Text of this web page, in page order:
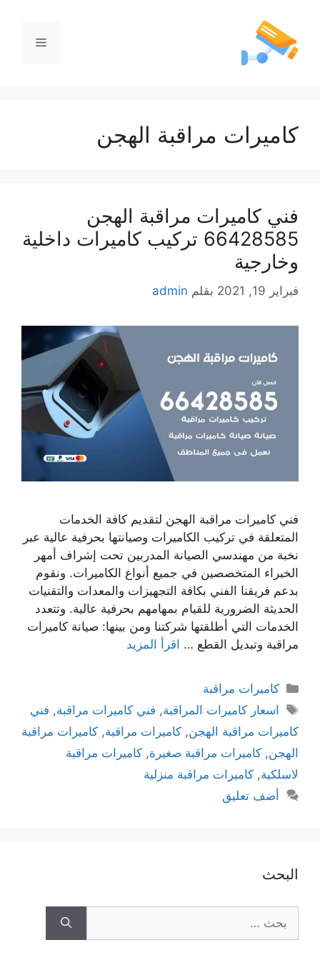
كاميرات مراقبة الهجن
فني كاميرات مراقبة الهجن
66428585 تركيب كاميرات داخلية
وخارجية
فبراير 19, 2021 بقلم admin
فني كاميرات مراقبة الهجن لتقديم كافة الخدمات
المتعلقة في تركيب الكاميرات وصيانتها بحرفية عالية عبر
نخبة من مهندسي الصيانة المدربين تحت إشراف أمهر
الخبراء المتخصصين في جميع أنواع الكاميرات. ونقوم
بدعم فريقنا الفني بكافة التجهيزات والمعدات والتقنيات
الحديثة الضرورية للقيام بمهامهم بحرفية عالية. وتتعدد
الخدمات التي أطلقتها شركتنا ومن بينها: صيانة كاميرات
مراقبة وتبديل القطع … اقرأ المزيد
كاميرات مراقبة
اسعار كاميرات المراقبة, فني كاميرات مراقبة, فني
كاميرات مراقبة الهجن, كاميرات مراقبة, كاميرات مراقبة
الهجن, كاميرات مراقبة صغيرة, كاميرات مراقبة
لاسلكية, كاميرات مراقبة منزلية
أضف تعليق
البحث